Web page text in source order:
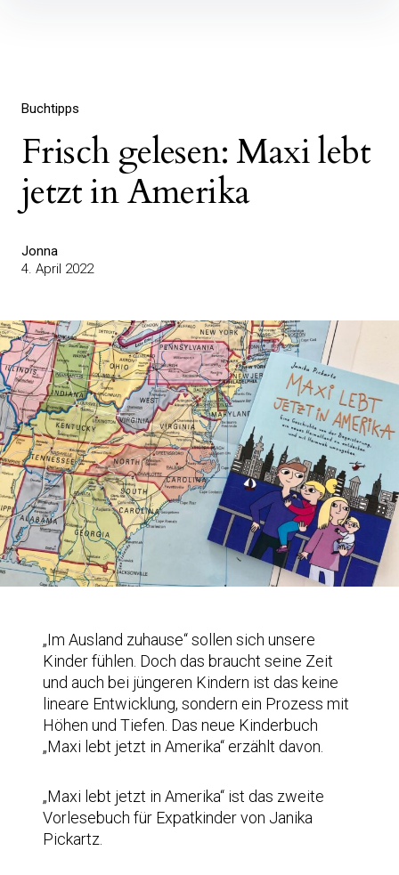
Buchtipps
Frisch gelesen: Maxi lebt
jetzt in Amerika
Jonna
4. April 2022
„Im Ausland zuhause“ sollen sich unsere
Kinder fühlen. Doch das braucht seine Zeit
und auch bei jüngeren Kindern ist das keine
lineare Entwicklung, sondern ein Prozess mit
Höhen und Tiefen. Das neue Kinderbuch
„Maxi lebt jetzt in Amerika“ erzählt davon.
„Maxi lebt jetzt in Amerika“ ist das zweite
Vorlesebuch für Expatkinder von Janika
Pickartz.